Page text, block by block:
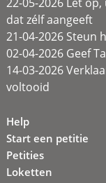
dat zélf aangeeft
21-04-2026 Steun
02-04-2026 Geef
14-03-2026
voltooid
Help
Start een petitie
Petities
Loketten